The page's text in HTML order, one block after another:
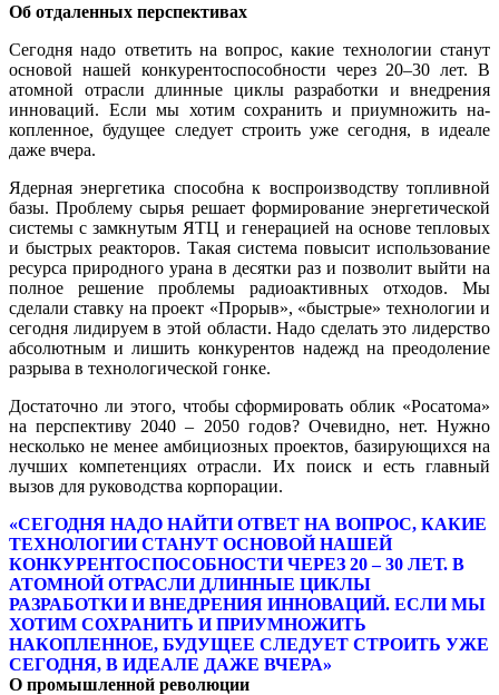
Об отдаленных перспективах
Сегодня надо ответить на вопрос, какие технологии станут
основой нашей кон­курентоспособности через 20–30 лет. В
атомной отрасли длинные циклы раз­работки и внедрения
инноваций. Если мы хотим сохранить и приумножить на­
копленное, будущее следует строить уже сегодня, в идеале
даже вчера.
Ядерная энергетика способна к вос­производству топливной
базы. Пробле­му сырья решает формирование энер­гетической
системы с замкнутым ЯТЦ и генерацией на основе тепловых
и бы­стрых реакторов. Такая система повы­сит использование
ресурса природно­го урана в десятки раз и позволит выйти на
полное решение проблемы радио­активных отходов. Мы
сделали ставку на проект «Прорыв», «быстрые» техно­логии и
сегодня лидируем в этой обла­сти. Надо сделать это лидерство
абсо­лютным и лишить конкурентов надежд на преодоление
разрыва в технологиче­ской гонке.
Достаточно ли этого, чтобы сформи­ровать облик «Росатома»
на перспективу 2040 – 2050 годов? Очевидно, нет. Нужно
несколько не менее амбициозных проек­тов, базирующихся на
лучших компетен­циях отрасли. Их поиск и есть главный
вызов для руководства корпорации.
«СЕГОДНЯ НАДО НАЙТИ ОТВЕТ НА ВОПРОС, КАКИЕ
ТЕХНОЛОГИИ СТАНУТ ОСНОВОЙ НАШЕЙ
КОНКУРЕНТОСПОСОБНОСТИ ЧЕРЕЗ 20 – 30 ЛЕТ. В
АТОМНОЙ ОТРАСЛИ ДЛИННЫЕ ЦИКЛЫ
РАЗРАБОТКИ И ВНЕДРЕНИЯ ИННОВАЦИЙ. ЕСЛИ МЫ
ХОТИМ СОХРАНИТЬ И ПРИУМНОЖИТЬ
НАКОПЛЕННОЕ, БУДУЩЕЕ СЛЕДУЕТ СТРОИТЬ УЖЕ
СЕГОДНЯ, В ИДЕАЛЕ ДАЖЕ ВЧЕРА»
О промышленной революции